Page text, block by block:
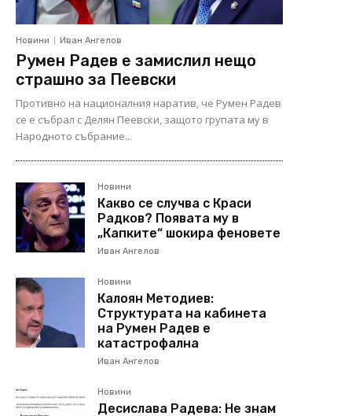
Новини Иван Ангелов
Румен Радев е замислил нещо
страшно за Пеевски
Противно на националния наратив, че Румен Радев
се е събрал с Делян Пеевски, защото групата му в
Народното събрание...
Новини
Какво се случва с Краси
Радков? Появата му в
„Капките“ шокира феновете
Иван Ангелов
Новини
Калоян Методиев:
Структурата на кабинета
на Румен Радев е
катастрофална
Иван Ангелов
Новини
Десислава Радева: Не знам